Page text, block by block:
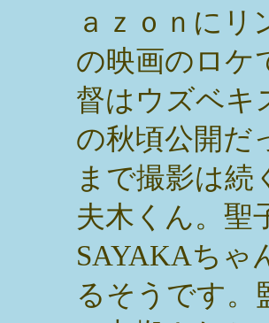
ａｚｏｎにリ
の映画のロケ
督はウズベキ
の秋頃公開だ
まで撮影は続
夫木くん。聖
SAYAKAちゃ
るそうです。